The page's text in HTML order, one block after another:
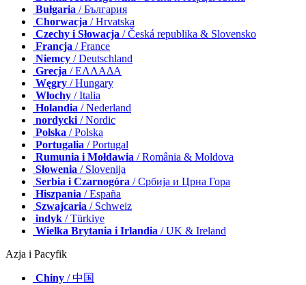
Bułgaria / България
Chorwacja / Hrvatska
Czechy i Słowacja / Česká republika & Slovensko
Francja / France
Niemcy / Deutschland
Grecja / ΕΛΛΑΔΑ
Węgry / Hungary
Włochy / Italia
Holandia / Nederland
nordycki/ Nordic
Polska / Polska
Portugalia / Portugal
Rumunia i Mołdawia / România & Moldova
Słowenia / Slovenija
Serbia i Czarnogóra / Србија и Црна Гора
Hiszpania / España
Szwajcaria / Schweiz
indyk / Türkiye
Wielka Brytania i Irlandia / UK & Ireland
Azja i Pacyfik
Chiny / 中国